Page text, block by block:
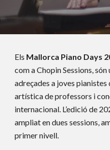
Els Mallorca Piano Days
com a Chopin Sessions,
adreçades a joves
artística de professors i
internacional. L’edició de
ampliat en dues sessions,
primer nivell.